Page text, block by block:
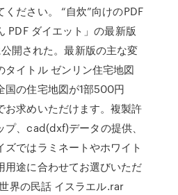
ださい。 “自炊”向けのPDF
PDF ダイエット」の最新版
開された。最新版の主な変
タイトル ゼンリン住宅地図
国の住宅地図が1部500円
お求めいただけます。複製許
、cad(dxf)データの提供、
ズではラミネートやホワイト
用途に合わせてお選びいただ
界の民話 イスラエル.rar